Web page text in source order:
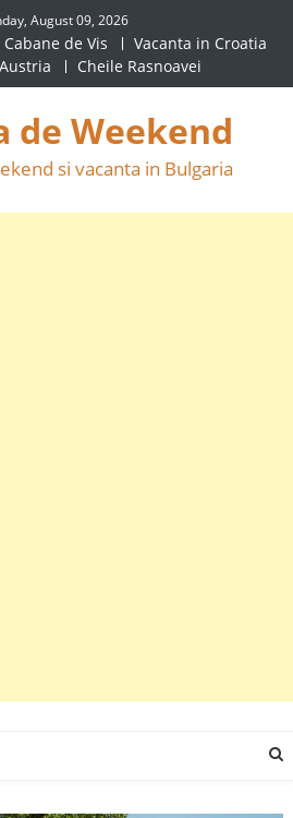
August 09, 2026
Cabane de Vis
Vacanta in Croatia
Cheile Rasnoavei
de Weekend
si vacanta in Bulgaria